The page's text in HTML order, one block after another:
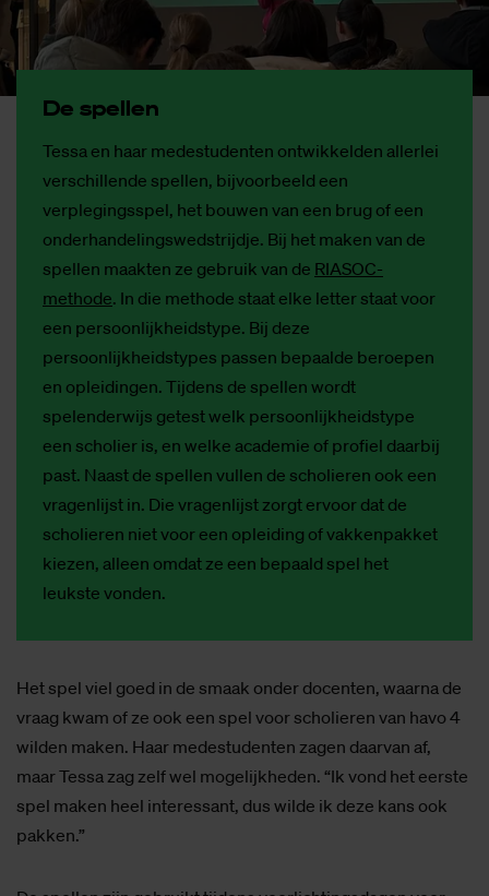
De spel­len
Tessa en haar medestudenten ontwikkelden allerlei
verschillende spellen, bijvoorbeeld een
verplegingsspel, het bouwen van een brug of een
onderhandelingswedstrijdje. Bij het maken van de
spellen maakten ze gebruik van de RIASOC-
methode. In die methode staat elke letter staat voor
een persoonlijkheidstype. Bij deze
persoonlijkheidstypes passen bepaalde beroepen
en opleidingen. Tijdens de spellen wordt
spelenderwijs getest welk persoonlijkheidstype
een scholier is, en welke academie of profiel daarbij
past. Naast de spellen vullen de scholieren ook een
vragenlijst in. Die vragenlijst zorgt ervoor dat de
scholieren niet voor een opleiding of vakkenpakket
kiezen, alleen omdat ze een bepaald spel het
leukste vonden.
Het spel viel goed in de smaak onder docenten, waarna de
vraag kwam of ze ook een spel voor scholieren van havo 4
wilden maken. Haar medestudenten zagen daarvan af,
maar Tessa zag zelf wel mogelijkheden. “Ik vond het eerste
spel maken heel interessant, dus wilde ik deze kans ook
pakken.”